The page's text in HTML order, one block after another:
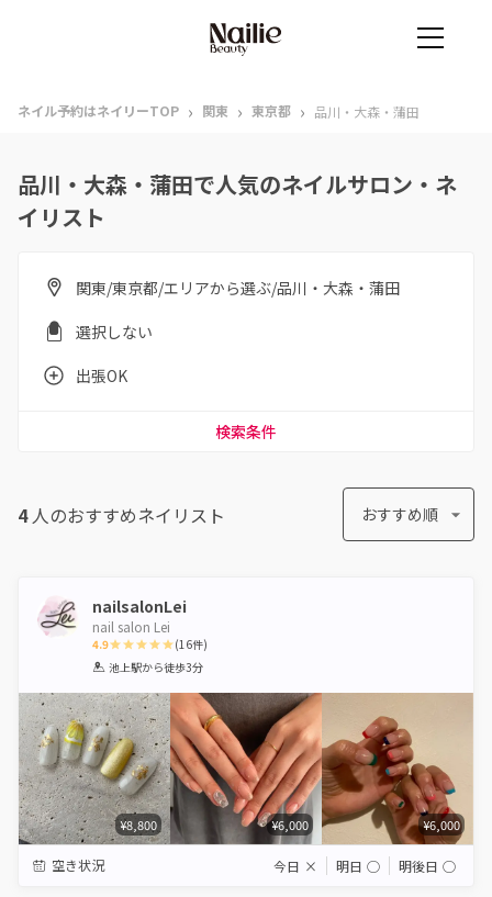
ネイル予約はネイリーTOP › 関東 › 東京都 › 品川・大森・蒲田
品川・大森・蒲田で人気のネイルサロン・ネ
イリスト
関東/東京都/エリアから選ぶ/品川・大森・蒲田
選択しない
出張OK
検索条件
4人のおすすめネイリスト おすすめ順
nailsalonLei
nail salon Lei
4.9
1 2 3 4 5
(16件)
池上駅から徒歩3分
¥8,800 ¥6,000 ¥6,000
空き状況 今日 × 明日 ◯ 明後日 ◯